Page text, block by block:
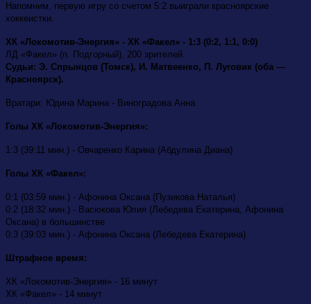
Напомним, первую игру со счетом 5:2 выиграли красноярские
хоккеистки.
ХК «Локомотив-Энергия» - ХК «Факел» - 1:3 (0:2, 1:1, 0:0)
ЛД «Факел» (п. Подгорный), 200 зрителей.
Судьи: Э. Спрынцов (Томск), И. Матвеенко, П. Луговик (оба —
Красноярск).
Вратари: Юдина Марина - Виноградова Анна
Голы ХК «Локомотив-Энергия»:
1:3 (39:11 мин.) - Овчаренко Карина (Абдулина Диана)
Голы ХК «Факел»:
0:1 (03:59 мин.) - Афонина Оксана (Пузикова Наталья)
0:2 (18:32 мин.) - Васюкова Юлия (Лебедева Екатерина, Афонина
Оксана) в большинстве
0:3 (39:03 мин.) - Афонина Оксана (Лебедева Екатерина)
Штрафное время:
ХК «Локомотив-Энергия» - 16 минут
ХК «Факел» - 14 минут